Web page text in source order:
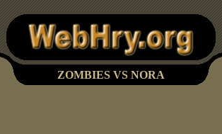
ZOMBIES VS NORA